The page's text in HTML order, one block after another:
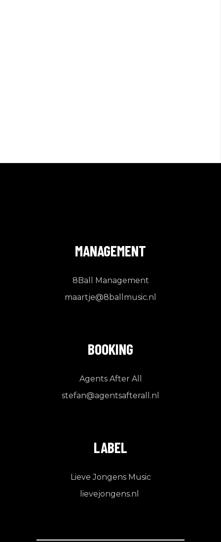
MANAGEMENT
8Ball Management
maartje@8ballmusic.nl
BOOKING
Agents After All
stefan@agentsafterall.nl
LABEL
Lieve Jongens Music
lievejongens.nl